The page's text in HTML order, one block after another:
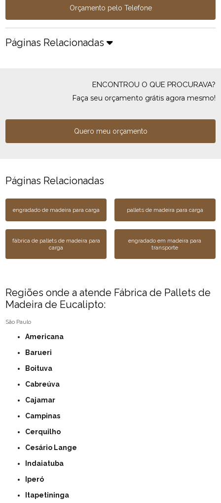
Orçamento pelo Telefone
Páginas Relacionadas
ENCONTROU O QUE PROCURAVA?
Faça seu orçamento grátis agora mesmo!
Quero meu orçamento
Páginas Relacionadas
engradado de madeira para carga pallets de madeira para carga
fábrica de pallets de madeira para
carga
engradado em madeira para
transporte
Regiões onde a atende Fábrica de Pallets de
Madeira de Eucalipto:
São Paulo
Americana
Barueri
Boituva
Cabreúva
Cajamar
Campinas
Cerquilho
Cesário Lange
Indaiatuba
Iperó
Itapetininga